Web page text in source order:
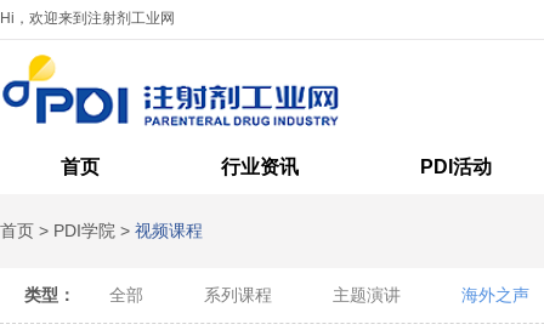
Hi，欢迎来到注射剂工业网
首页 行业资讯 PDI活动
首页 > PDI学院 > 视频课程
类型： 全部 系列课程 主题演讲 海外之声